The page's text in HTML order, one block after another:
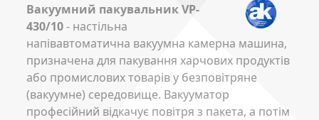
Вакуумний пакувальник VP-
430/10- настільна
напівавтоматична вакуумна камерна машина,
призначена для пакування харчових продуктів
або промислових товарів у безповітряне
(вакуумне) середовище. Вакууматор
професійний відкачує повітря з пакета, а потім